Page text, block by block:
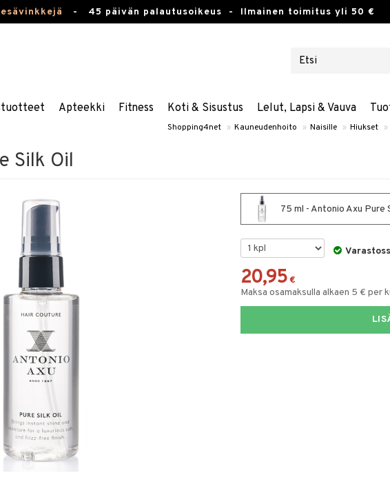
- 45 päivän palautusoikeus - Ilmainen toimitus yli 50 €
Apteekki Fitness Koti & Sisustus Lelut, Lapsi & Vauva
Shopping4net » Kauneudenhoito » Naisille » Hiukset »
Silk Oil
75 ml - Antonio Axu Pure
20,95 €
Maksa osamaksulla alkaen 5 € per